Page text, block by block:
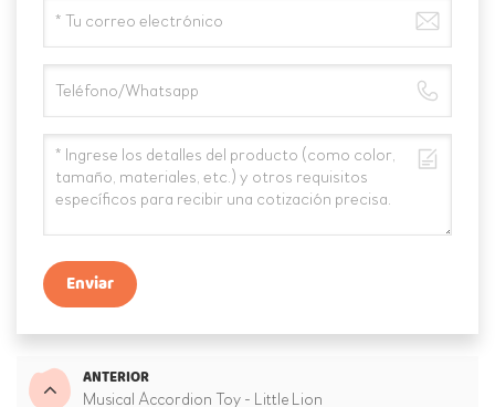
Enviar
ANTERIOR
Musical Accordion Toy - Little Lion